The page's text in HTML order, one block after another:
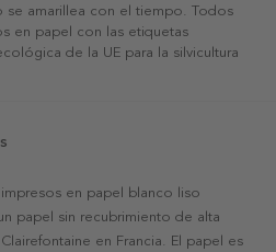
se amarillea con el tiempo. Todos
en papel con las etiquetas
de la UE para la silvicultura
en papel blanco liso
papel sin recubrimiento de alta
en Francia. El papel es